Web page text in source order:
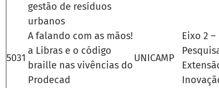
gestão de resíduos
urbanos
5031
A falando com as mãos!
a Libras e o código
braille nas vivências do
Prodecad
UNICAMP
Eixo 2